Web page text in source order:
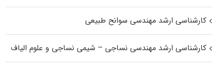
کارشناسی ارشد مهندسی سوانح طبیعی
کارشناسی ارشد مهندسی نساجی – شیمی نساجی و علوم الیاف